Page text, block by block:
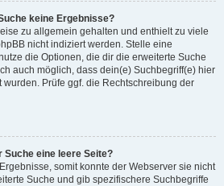
keine Ergebnisse?
zu allgemein gehalten und enthielt zu viele
nicht indiziert werden. Stelle eine
die Optionen, die dir die erweiterte Suche
auch möglich, dass dein(e) Suchbegriff(e) hier
Prüfe ggf. die Rechtschreibung der
Suche eine leere Seite?
somit konnte der Webserver sie nicht
Suche und gib spezifischere Suchbegriffe